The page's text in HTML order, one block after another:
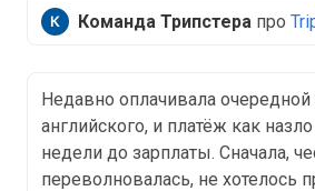
Команда Трипстера про
Недавно оплачивала очередной
английского, и платёж как
недели до зарплаты. Сначала,
переволновалась, не хотелось